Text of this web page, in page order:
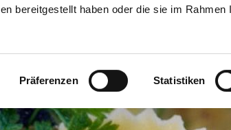
bereitgestellt haben oder die sie im Rahmen
Präferenzen Statistiken
Dr. Staab Diagnostik